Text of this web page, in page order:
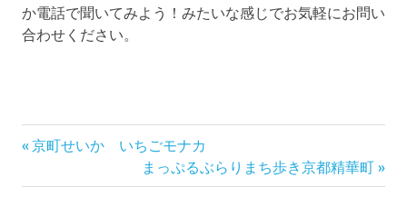
か電話で聞いてみよう！みたいな感じでお気軽にお問い
合わせください。
投
稿
前
記
京町せいか いちごモナカ
次
の
まっぷるぶらりまち歩き京都精華町